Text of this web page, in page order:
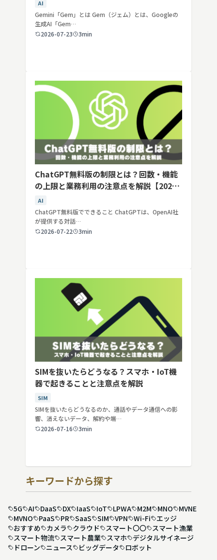
AI
Gemini「Gem」とは Gem（ジェム）とは、Googleの
生成AI「Gem…
2026-07-23
3min
ChatGPT無料版の制限とは？回数・機能
の上限と業務利用の注意点を解説【2026
年最新】
AI
ChatGPT無料版でできること ChatGPTは、OpenAI社
が提供する対話…
2026-07-22
3min
SIMを抜いたらどうなる？スマホ・IoT機
器で起きることと注意点を解説
SIM
SIMを抜いたらどうなるのか、通話やデータ通信への影
響、消えないデータ、解約や端…
2026-07-16
3min
キーワードから探す
5G AI DaaS DX IaaS IoT LPWA M2M MNO
MVNE
MVNO
PaaS PR SaaS SIM VPN Wi-Fi
エッジ
おすすめ
カメラ クラウド スマート〇〇
スマート漁業
スマート物流
スマート農業 スマホ
デジタルサイネージ
ドローン
ニュース ビッグデータ ロボット